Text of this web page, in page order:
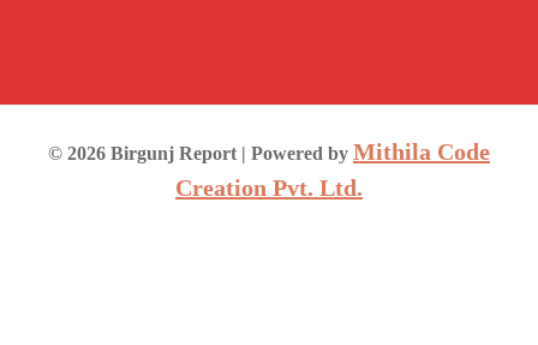
© 2026 Birgunj Report | Powered by Mithila Code
Creation Pvt. Ltd.